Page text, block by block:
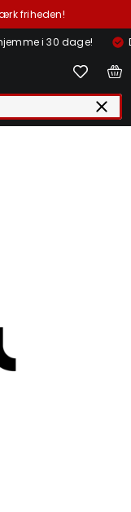
friheden!
i 30 dage!